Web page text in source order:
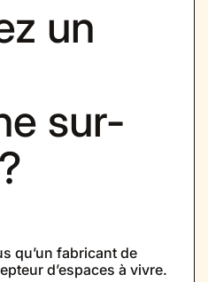
un
sur-
qu’un fabricant de
d’espaces à vivre.